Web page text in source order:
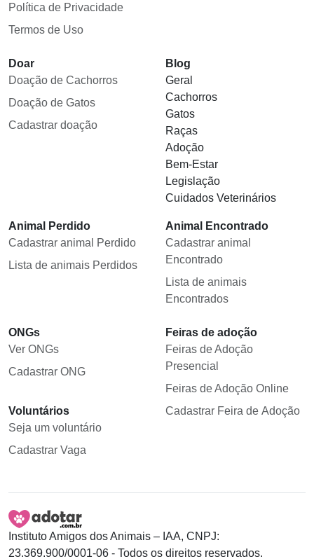
Política de Privacidade
Termos de Uso
Doar
Doação de Cachorros
Doação de Gatos
Cadastrar doação
Blog
Geral
Cachorros
Gatos
Raças
Adoção
Bem-Estar
Legislação
Cuidados Veterinários
Animal Perdido
Cadastrar animal Perdido
Lista de animais Perdidos
Animal Encontrado
Cadastrar animal
Encontrado
Lista de animais
Encontrados
ONGs
Ver ONGs
Cadastrar ONG
Voluntários
Seja um voluntário
Cadastrar Vaga
Feiras de adoção
Feiras de Adoção
Presencial
Feiras de Adoção Online
Cadastrar Feira de Adoção
Instituto Amigos dos Animais – IAA, CNPJ:
23.369.900/0001-06 - Todos os direitos reservados.